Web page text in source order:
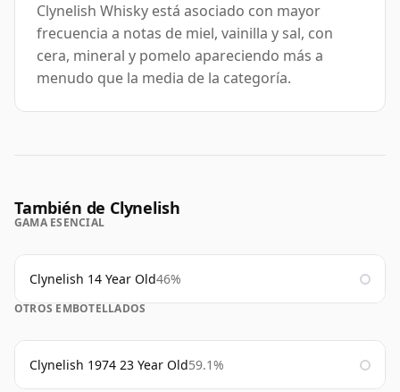
Clynelish Whisky está asociado con mayor
frecuencia a notas de miel, vainilla y sal, con
cera, mineral y pomelo apareciendo más a
menudo que la media de la categoría.
También de Clynelish
GAMA ESENCIAL
Clynelish 14 Year Old46%
OTROS EMBOTELLADOS
Clynelish 1974 23 Year Old59.1%